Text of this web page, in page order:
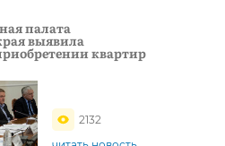
палата
выявила
квартир
2132